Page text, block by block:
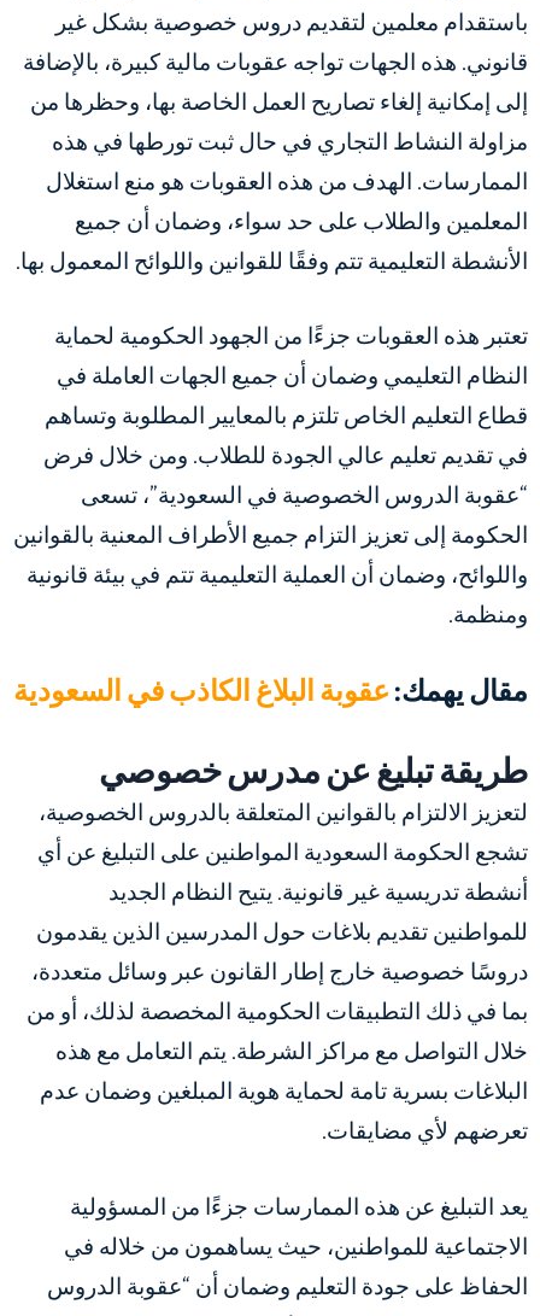
باستقدام معلمين لتقديم دروس خصوصية بشكل غير
قانوني. هذه الجهات تواجه عقوبات مالية كبيرة، بالإضافة
إلى إمكانية إلغاء تصاريح العمل الخاصة بها، وحظرها من
مزاولة النشاط التجاري في حال ثبت تورطها في هذه
الممارسات. الهدف من هذه العقوبات هو منع استغلال
المعلمين والطلاب على حد سواء، وضمان أن جميع
الأنشطة التعليمية تتم وفقًا للقوانين واللوائح المعمول بها.
تعتبر هذه العقوبات جزءًا من الجهود الحكومية لحماية
النظام التعليمي وضمان أن جميع الجهات العاملة في
قطاع التعليم الخاص تلتزم بالمعايير المطلوبة وتساهم
في تقديم تعليم عالي الجودة للطلاب. ومن خلال فرض
“عقوبة الدروس الخصوصية في السعودية”، تسعى
الحكومة إلى تعزيز التزام جميع الأطراف المعنية بالقوانين
واللوائح، وضمان أن العملية التعليمية تتم في بيئة قانونية
ومنظمة.
مقال يهمك: عقوبة البلاغ الكاذب في السعودية
طريقة تبليغ عن مدرس خصوصي
لتعزيز الالتزام بالقوانين المتعلقة بالدروس الخصوصية،
تشجع الحكومة السعودية المواطنين على التبليغ عن أي
أنشطة تدريسية غير قانونية. يتيح النظام الجديد
للمواطنين تقديم بلاغات حول المدرسين الذين يقدمون
دروسًا خصوصية خارج إطار القانون عبر وسائل متعددة،
بما في ذلك التطبيقات الحكومية المخصصة لذلك، أو من
خلال التواصل مع مراكز الشرطة. يتم التعامل مع هذه
البلاغات بسرية تامة لحماية هوية المبلغين وضمان عدم
تعرضهم لأي مضايقات.
يعد التبليغ عن هذه الممارسات جزءًا من المسؤولية
الاجتماعية للمواطنين، حيث يساهمون من خلاله في
الحفاظ على جودة التعليم وضمان أن “عقوبة الدروس